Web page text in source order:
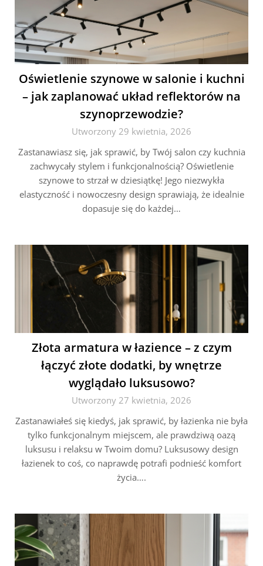
Oświetlenie szynowe w salonie i kuchni
– jak zaplanować układ reflektorów na
szynoprzewodzie?
Utworzony 29 kwietnia, 2026
Zastanawiasz się, jak sprawić, by Twój salon czy kuchnia
zachwycały stylem i funkcjonalnością? Oświetlenie
szynowe to strzał w dziesiątkę! Jego niezwykła
elastyczność i nowoczesny design sprawiają, że idealnie
dopasuje się do każdej…
Złota armatura w łazience – z czym
łączyć złote dodatki, by wnętrze
wyglądało luksusowo?
Utworzony 27 kwietnia, 2026
Zastanawiałeś się kiedyś, jak sprawić, by łazienka nie była
tylko funkcjonalnym miejscem, ale prawdziwą oazą
luksusu i relaksu w Twoim domu? Luksusowy design
łazienek to coś, co naprawdę potrafi podnieść komfort
życia….